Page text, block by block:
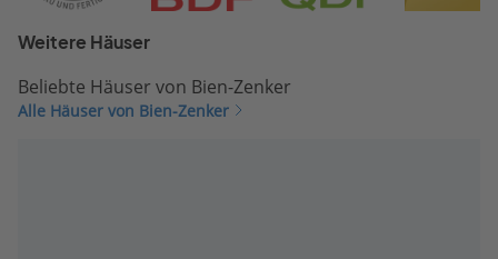
Weitere Häuser
Beliebte Häuser von Bien-Zenker
Alle Häuser von Bien-Zenker